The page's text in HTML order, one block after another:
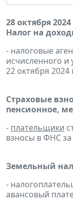
28 октября 2024
Налог на
- налоговые
исчисленного и
22 октября 2024
Страховые
пенсионное,
- плательщики
взносы в ФНС за
Земельный
-
авансовый